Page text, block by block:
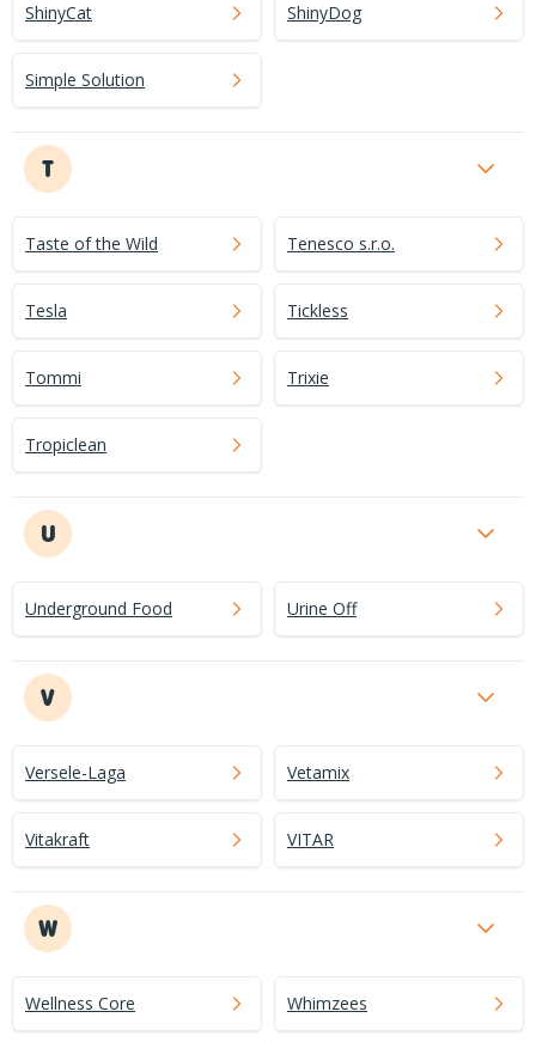
ShinyCat ShinyDog
Simple Solution
T
Taste of the Wild Tenesco s.r.o.
Tesla Tickless
Tommi Trixie
Tropiclean
U
Underground Food Urine Off
V
Versele-Laga Vetamix
Vitakraft VITAR
W
Wellness Core Whimzees